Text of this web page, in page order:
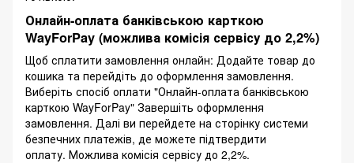
Онлайн-оплата банківською карткою
WayForPay (можлива комісія сервісу до 2,2%)
Щоб сплатити замовлення онлайн: Додайте товар до
кошика та перейдіть до оформлення замовлення.
Виберіть спосіб оплати "Онлайн-оплата банківською
карткою WayForPay" Завершіть оформлення
замовлення. Далі ви перейдете на сторінку системи
безпечних платежів, де можете підтвердити
оплату. Можлива комісія сервісу до 2,2%.